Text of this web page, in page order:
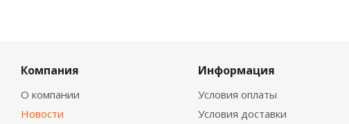
Компания
О компании
Новости
Информация
Условия оплаты
Условия доставки